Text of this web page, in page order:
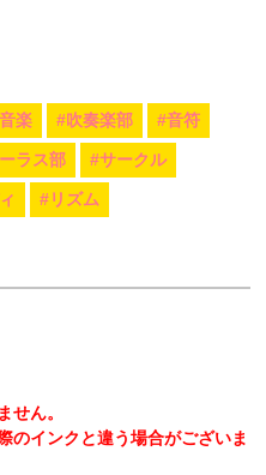
楽 #吹奏楽部 #音符
ラス部 #サークル
#リズム
せん。
のインクと違う場合がございま